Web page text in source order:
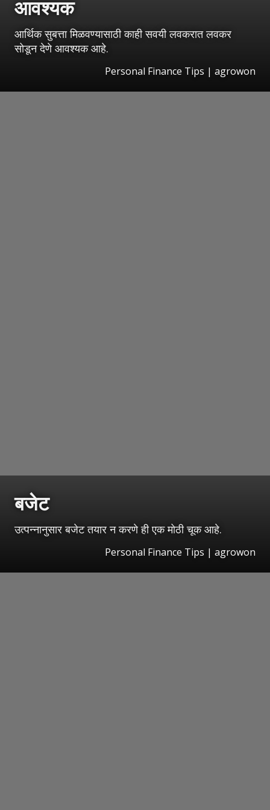
आवश्यक
आर्थिक सुबत्ता मिळवण्यासाठी काही सवयी लवकरात लवकर
सोडून देणे आवश्यक आहे.
Personal Finance Tips | agrowon
बजेट
उत्पन्नानुसार बजेट तयार न करणे ही एक मोठी चूक आहे.
Personal Finance Tips | agrowon